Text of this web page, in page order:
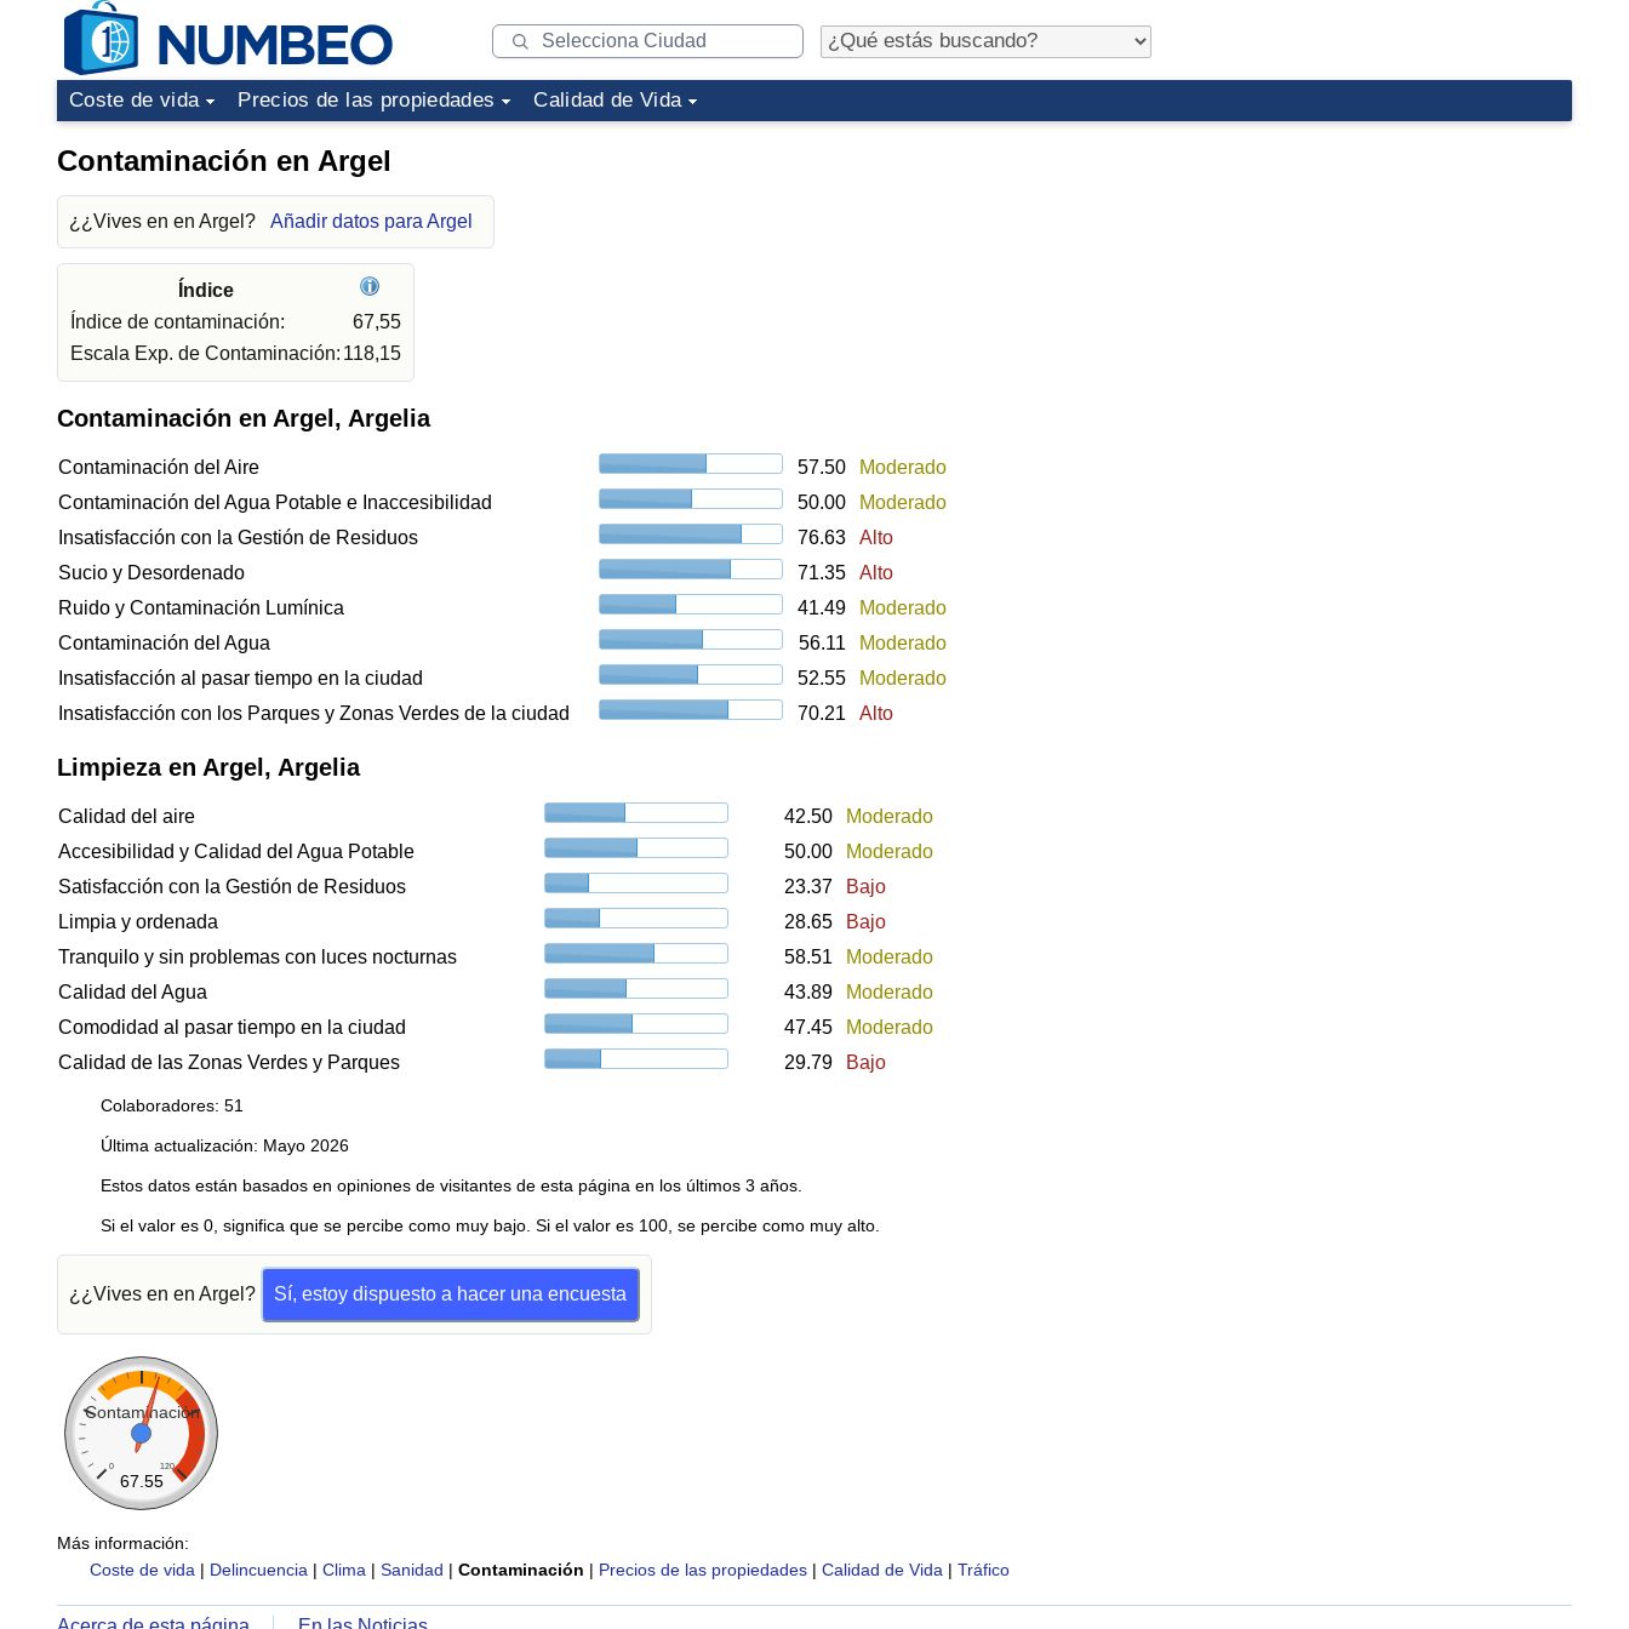
Coste de vida Precios de las propiedades Calidad de Vida
Contaminación en Argel
¿¿Vives en en Argel? Añadir datos para Argel
Índice
Índice de contaminación:
67,55
Escala Exp. de Contaminación: 118,15
Contaminación en Argel, Argelia
Contaminación del Aire 57.50
Moderado
Contaminación del Agua Potable e Inaccesibilidad
50.00
Moderado
Insatisfacción con la Gestión de Residuos
76.63
Alto
Sucio y Desordenado
71.35
Alto
Ruido y Contaminación Lumínica
41.49
Moderado
Contaminación del Agua
56.11
Moderado
Insatisfacción al pasar tiempo en la ciudad
52.55
Moderado
Insatisfacción con los Parques y Zonas Verdes de la ciudad
70.21 Alto
Limpieza en Argel, Argelia
Calidad del aire 42.50
Moderado
Accesibilidad y Calidad del Agua Potable
50.00
Moderado
Satisfacción con la Gestión de Residuos
23.37
Bajo
Limpia y ordenada
28.65
Bajo
Tranquilo y sin problemas con luces nocturnas
58.51
Moderado
Calidad del Agua
43.89
Moderado
Comodidad al pasar tiempo en la ciudad
47.45
Moderado
Calidad de las Zonas Verdes y Parques
29.79 Bajo
Colaboradores: 51
Última actualización: Mayo 2026
Estos datos están basados en opiniones de visitantes de esta página en los últimos 3 años.
Si el valor es 0, significa que se percibe como muy bajo. Si el valor es 100, se percibe como muy alto.
¿¿Vives en en Argel? Sí, estoy dispuesto a hacer una encuesta
Contaminación
0 120
67.55
Más información:
Coste de vida | Delincuencia | Clima | Sanidad | Contaminación | Precios de las propiedades | Calidad de Vida | Tráfico